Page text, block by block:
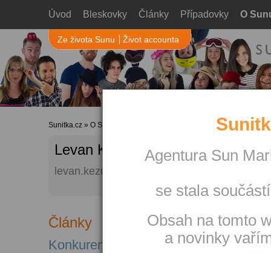
Agentura Sun
se stala
Obsah na tomto
a novinky
Úvod Bleskovky Články Případovky O
Ze života Sunu Život accounta
Sunitka.cz » O Sunu » Profil uživatele
Levan Kezua
levan.kezua (at) sunmarketing.cz
Články
Konkurence pro LinkedIn